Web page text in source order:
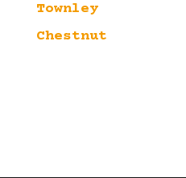
Townley
Chestnut